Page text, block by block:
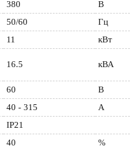
380
В
50/60
Гц
11
кВт
16.5 кВА
60
В
40 - 315
А
IP21
40
%